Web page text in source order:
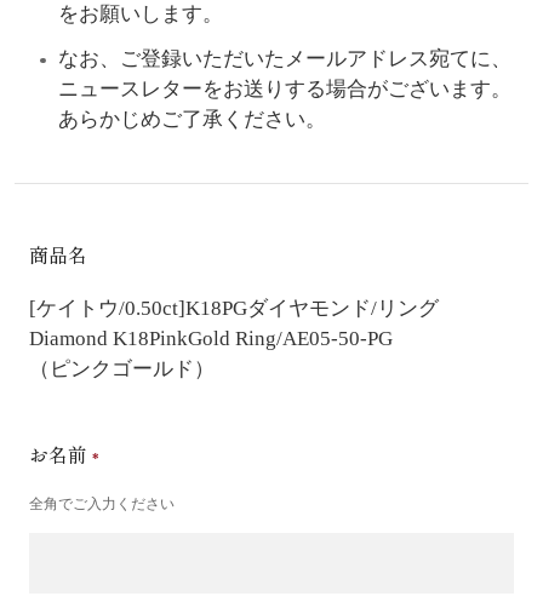
をお願いします。
なお、ご登録いただいたメールアドレス宛てに、
ニュースレターをお送りする場合がございます。
あらかじめご了承ください。
商品名
[ケイトウ/0.50ct]K18PGダイヤモンド/リング
Diamond K18PinkGold Ring/AE05-50-PG
（ピンクゴールド）
お名前
全角でご入力ください